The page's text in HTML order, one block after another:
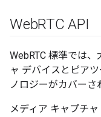
WebRTC API
WebRTC 標準では
ャ デバイスとピア
ノロジーがカバーさ
メディア キャプチ